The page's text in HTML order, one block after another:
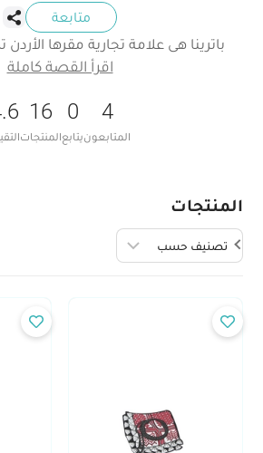
متابعة
باترينا هى علامة تجارية مقرها
اقرأ القصة كاملة
4
المتابعون
0
يتابع
16
المنتجات
المنتجات